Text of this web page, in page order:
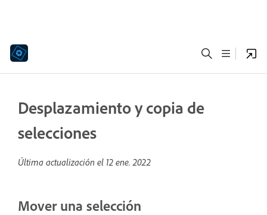
Desplazamiento y copia de
selecciones
Última actualización el 12 ene. 2022
Mover una selección